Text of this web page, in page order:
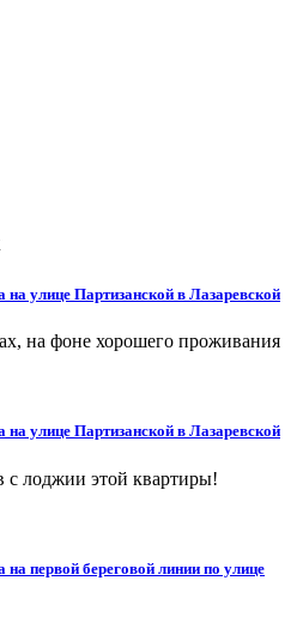
улице Партизанской в Лазаревской
на фоне хорошего проживания
улице Партизанской в Лазаревской
с лоджии этой квартиры!
первой береговой линии по улице